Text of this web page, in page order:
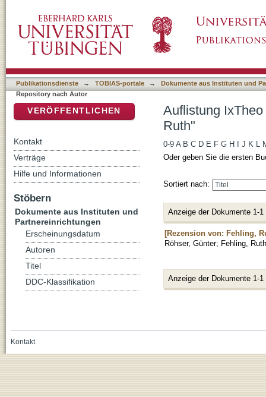
Publikationsdienste → TOBIAS-portale →
Dokumente aus Instituten und
Repository nach Autor
Auflistung
Ruth"
0-9 A B C D E F G H J K L
Oder geben Sie die ersten
Sortiert nach:
Anzeige der Dokumente 1-1
[Rezension von: Fehling,
Röhser, Günter; Fehling, Ruth
Anzeige der Dokumente 1-1
VERÖFFENTLICHEN
Kontakt
Verträge
Hilfe und Informationen
Stöbern
Dokumente aus Instituten und
Partnereinrichtungen
Erscheinungsdatum
Autoren
Titel
DDC-Klassifikation
Kontakt